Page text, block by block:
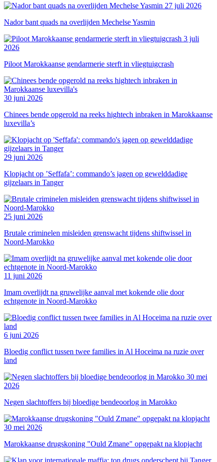
27 juli 2026
Nador bant quads na overlijden Mechelse Yasmin
3 juli
2026
Piloot Marokkaanse gendarmerie sterft in vliegtuigcrash
30 juni 2026
Chinees bende opgerold na reeks hightech inbraken in Marokkaanse
luxevilla’s
29 juni 2026
Klopjacht op ’Seffafa’: commando’s jagen op gewelddadige
gijzelaars in Tanger
25 juni 2026
Brutale criminelen misleiden grenswacht tijdens shiftwissel in
Noord-Marokko
11 juni 2026
Imam overlijdt na gruwelijke aanval met kokende olie door
echtgenote in Noord-Marokko
6 juni 2026
Bloedig conflict tussen twee families in Al Hoceima na ruzie over
land
30 mei
2026
Negen slachtoffers bij bloedige bendeoorlog in Marokko
30 mei 2026
Marokkaanse drugskoning "Ould Zmane" opgepakt na klopjacht